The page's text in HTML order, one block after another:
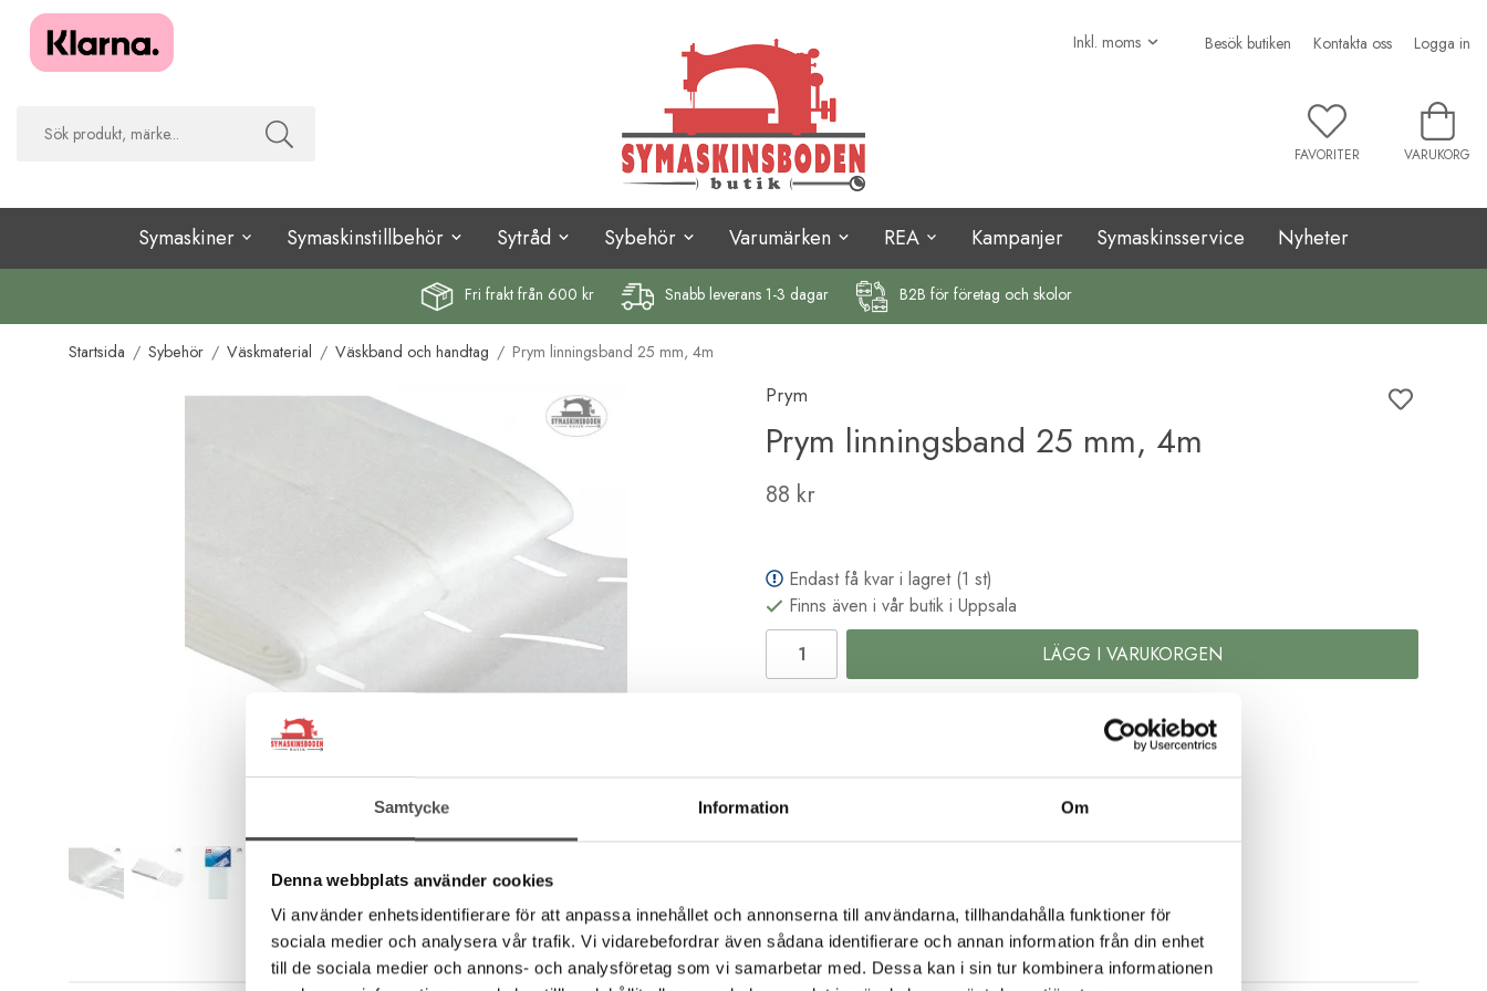
Samtycke Information Om
Denna webbplats använder cookies
Vi använder enhetsidentifierare för att anpassa innehållet och annonserna till användarna, tillhandahålla funktioner för
sociala medier och analysera vår trafik. Vi vidarebefordrar även sådana identifierare och annan information från din enhet
till de sociala medier och annons- och analysföretag som vi samarbetar med. Dessa kan i sin tur kombinera informationen
Besök butiken Kontakta oss Logga in
FAVORITER VARUKORG
Symaskiner Symaskinstillbehör Sytråd Sybehör Varumärken REA Kampanjer Symaskinsservice Nyheter
Fri fraktfrån 600 kr Snabb leverans 1-3 dagar B2B för företag och skolor
Startsida / Sybehör / Väskmaterial / Väskband och handtag / Prym linningsband 25 mm, 4m
Prym
Prym linningsband 25 mm, 4m
88 kr
Endast få kvar i lagret (1 st)
Finns även i vår butik i Uppsala
LÄGG I VARUKORGEN
B2B kassa för företag & skolor
Beskrivning Recensioner